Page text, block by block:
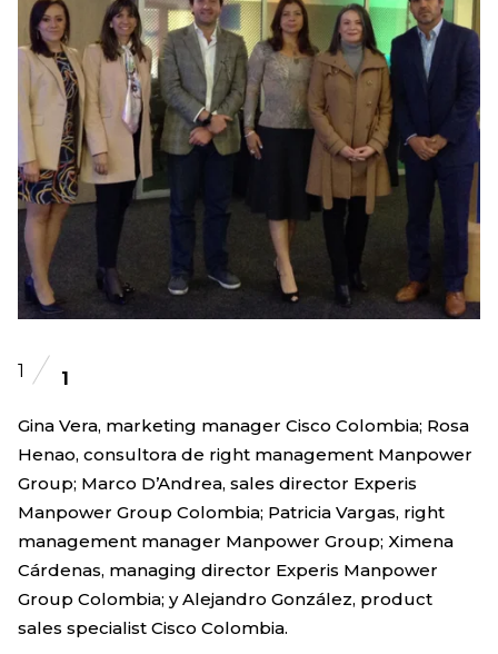
1 1
Gina Vera, marketing manager Cisco Colombia; Rosa
Henao, consultora de right management Manpower
Group; Marco D’Andrea, sales director Experis
Manpower Group Colombia; Patricia Vargas, right
management manager Manpower Group; Ximena
Cárdenas, managing director Experis Manpower
Group Colombia; y Alejandro González, product
sales specialist Cisco Colombia.